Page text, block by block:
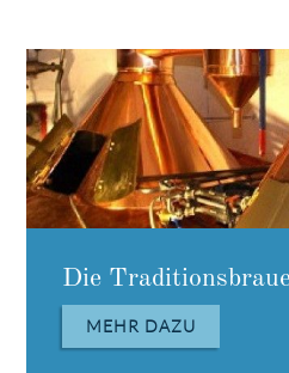
Der Wipperia
MEHR DAZU
Die
MEHR DAZU
Die Mansfelder
MEHR DAZU
Das Schloss
MEHR DAZU
Das Schieferhaus
MEHR DAZU